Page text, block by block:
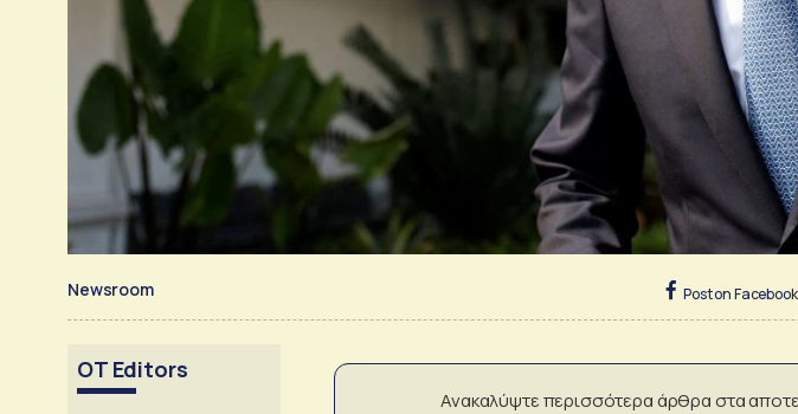
Newsroom Post on Facebook
OT Editors
Ανακαλύψτε περισσότερα άρθρα στα